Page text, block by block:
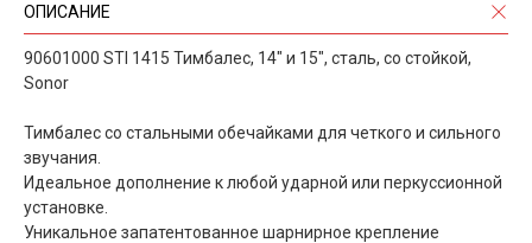
ОПИСАНИЕ
90601000 STI 1415 Тимбалес, 14" и 15", сталь, со стойкой,
Sonor
Тимбалес со стальными обечайками для четкого и сильного
звучания.
Идеальное дополнение к любой ударной или перкуссионной
установке.
Уникальное запатентованное шарнирное крепление